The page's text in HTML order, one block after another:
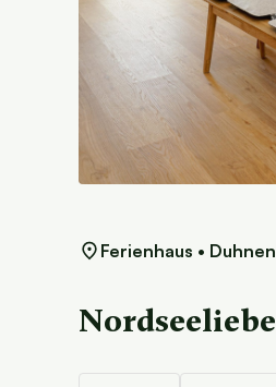
Ferienhaus • Duhnen
Nordseeliebe